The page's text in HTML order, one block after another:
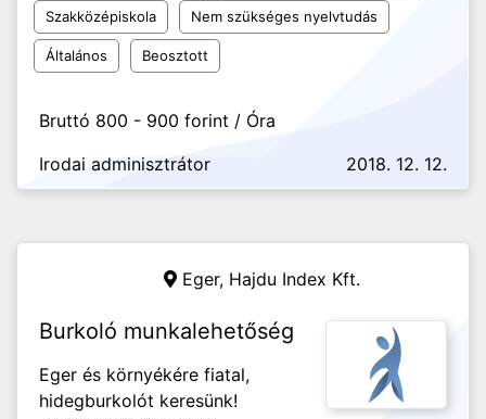
Szakközépiskola Nem szükséges nyelvtudás
Általános Beosztott
Bruttó 800 - 900 forint / Óra
Irodai adminisztrátor
2018. 12. 12.
Eger, Hajdu Index Kft.
Burkoló munkalehetőség
Eger és környékére fiatal,
hidegburkolót keresünk!